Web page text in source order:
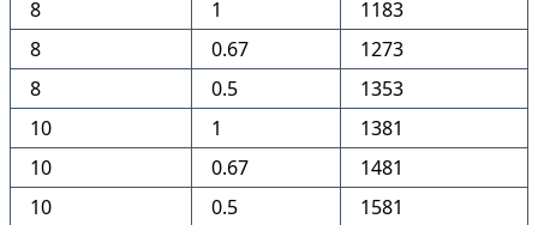
8
1
1183
8
0.67
1273
8
0.5
1353
10
1
1381
10
0.67
1481
10
0.5 1581